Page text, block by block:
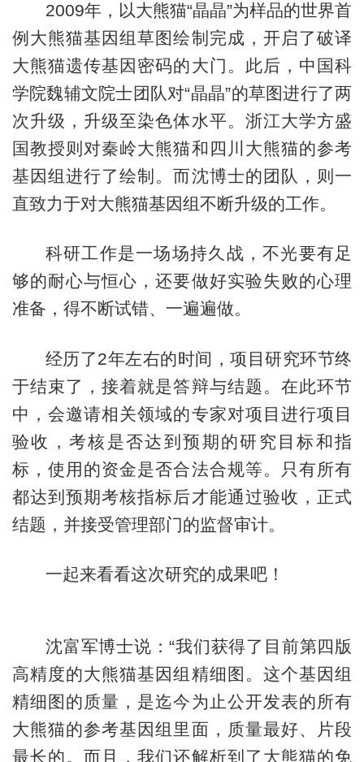
2009年，以大熊猫“晶晶”为样品的世界首
例大熊猫基因组草图绘制完成，开启了破译
大熊猫遗传基因密码的大门。此后，中国科
学院魏辅文院士团队对“晶晶”的草图进行了两
次升级，升级至染色体水平。浙江大学方盛
国教授则对秦岭大熊猫和四川大熊猫的参考
基因组进行了绘制。而沈博士的团队，则一
直致力于对大熊猫基因组不断升级的工作。
科研工作是一场场持久战，不光要有足
够的耐心与恒心，还要做好实验失败的心理
准备，得不断试错、一遍遍做。
经历了2年左右的时间，项目研究环节终
于结束了，接着就是答辩与结题。在此环节
中，会邀请相关领域的专家对项目进行项目
验收，考核是否达到预期的研究目标和指
标，使用的资金是否合法合规等。只有所有
都达到预期考核指标后才能通过验收，正式
结题，并接受管理部门的监督审计。
一起来看看这次研究的成果吧！
沈富军博士说：“我们获得了目前第四版
高精度的大熊猫基因组精细图。这个基因组
精细图的质量，是迄今为止公开发表的所有
大熊猫的参考基因组里面，质量最好、片段
最长的。而且，我们还解析到了大熊猫的免